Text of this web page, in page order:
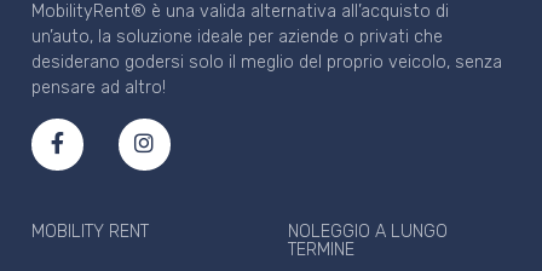
MobilityRent® è una valida alternativa all’acquisto di
un’auto, la soluzione ideale per aziende o privati che
desiderano godersi solo il meglio del proprio veicolo, senza
pensare ad altro!
MOBILITY RENT
NOLEGGIO A LUNGO
TERMINE